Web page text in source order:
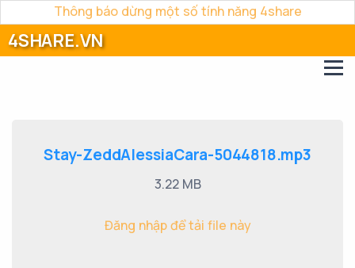
Thông báo dừng một số tính năng 4share
4SHARE.VN
Stay-ZeddAlessiaCara-5044818.mp3
3.22 MB
Đăng nhập để tải file này